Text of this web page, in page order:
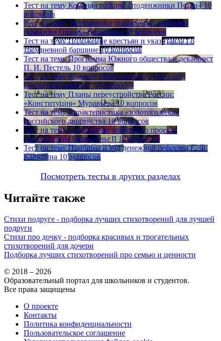
Тест на тему Команда реформ: сподвижники Петра I 10
вопросов
Тест на тему Экономика и управление: реформы
Афанасия Ордина-Нащокина 10 вопросов
Тест на тему Положение крестьян и указ Павла I о
трехдневной барщине 10 вопросов
Тест на тему Программа Южного общества и декабрист
П. И. Пестель 10 вопросов
Тест на тему Комитет общественного блага или
Негласный комитет 10 вопросов
Тест на тему Планы переустройства России:
«Конституция» Муравьева 10 вопросов
Тест на тему Характеристика «золотого века»
российского дворянства 10 вопросов
Тест на тему Содержание греческого проекта
императрицы Екатерины II 10 вопросов
Тест на тему Причины и ход денежной реформы Е. Ф.
Канкрина 10 вопросов
Посмотреть тесты в других разделах
Читайте также
Стихи подруге - подборка лучших стихотворений для лучшей
подруги
Стихи про дочку - подборка красивых и трогательных
стихотворений для дочери
Подборка лучших стихотворений про семью и ценности
© 2018 – 2026
Образовательный портал для школьников и студентов.
Все права защищены
О проекте
Контакты
Политика конфиденциальности
Пользовательское соглашение